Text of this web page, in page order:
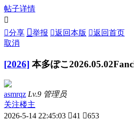
帖子详情

分享 举报 返回本版 返回首页
取消
[2026] 本多ぽこ
asmrqz Lv.9 管理员
关注楼主
2026-5-14 22:45:03 41 653